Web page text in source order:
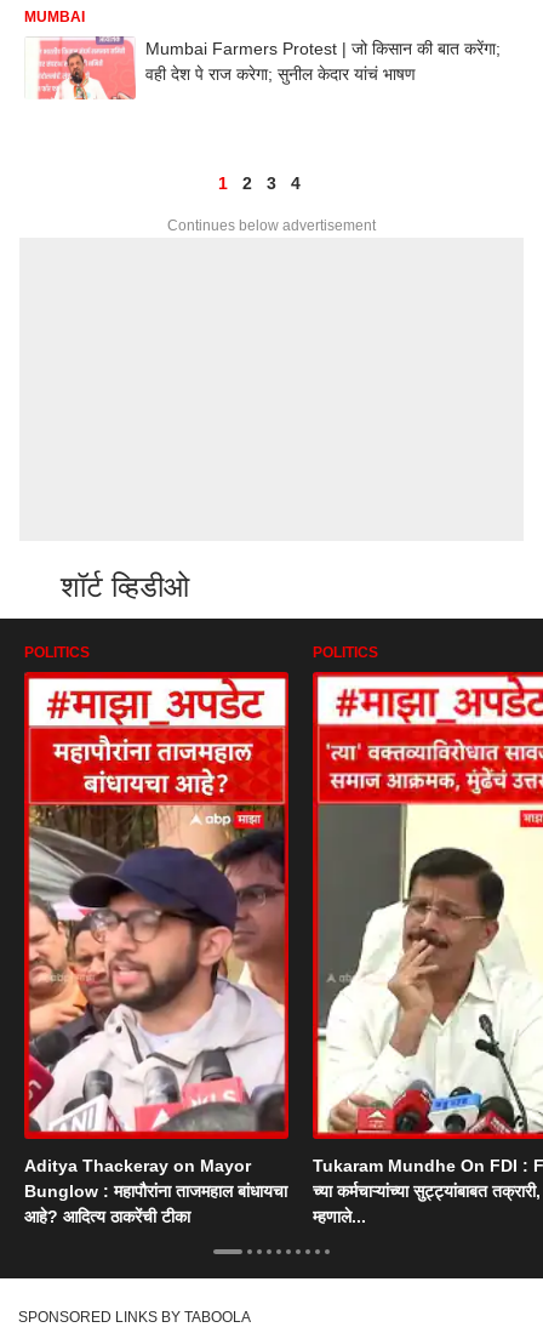
MUMBAI
Mumbai Farmers Protest | जो किसान की बात करेंगा;
वही देश पे राज करेगा; सुनील केदार यांचं भाषण
1 2 3 4
Continues below advertisement
शॉर्ट व्हिडीओ
POLITICS
Aditya Thackeray on Mayor
Bunglow : महापौरांना ताजमहाल बांधायचा
आहे? आदित्य ठाकरेंची टीका
POLITICS
Tukaram Mundhe On FDI :
च्या कर्मचाऱ्यांच्या सुट्ट्यांबाबत
म्हणाले...
SPONSORED LINKS BY TABOOLA